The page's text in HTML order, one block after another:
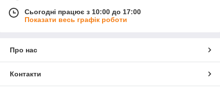
Сьогодні працює з 10:00 до 17:00
Показати весь графік роботи
Про нас
Контакти